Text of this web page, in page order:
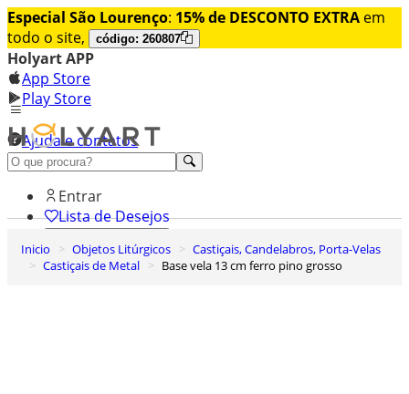
Especial São Lourenço: 15% de DESCONTO EXTRA em
todo o site,
código: 260807
Holyart APP
App Store
Play Store
Ajuda e contatos
Conheça premium
Entrar
Lista de Desejos
0
Carrinho de Compras
Inicio Objetos Litúrgicos
Castiçais, Candelabros, Porta-Velas
Castiçais de Metal
Base vela 13 cm ferro pino grosso